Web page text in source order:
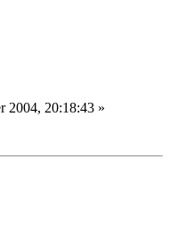
2004, 20:18:43 »